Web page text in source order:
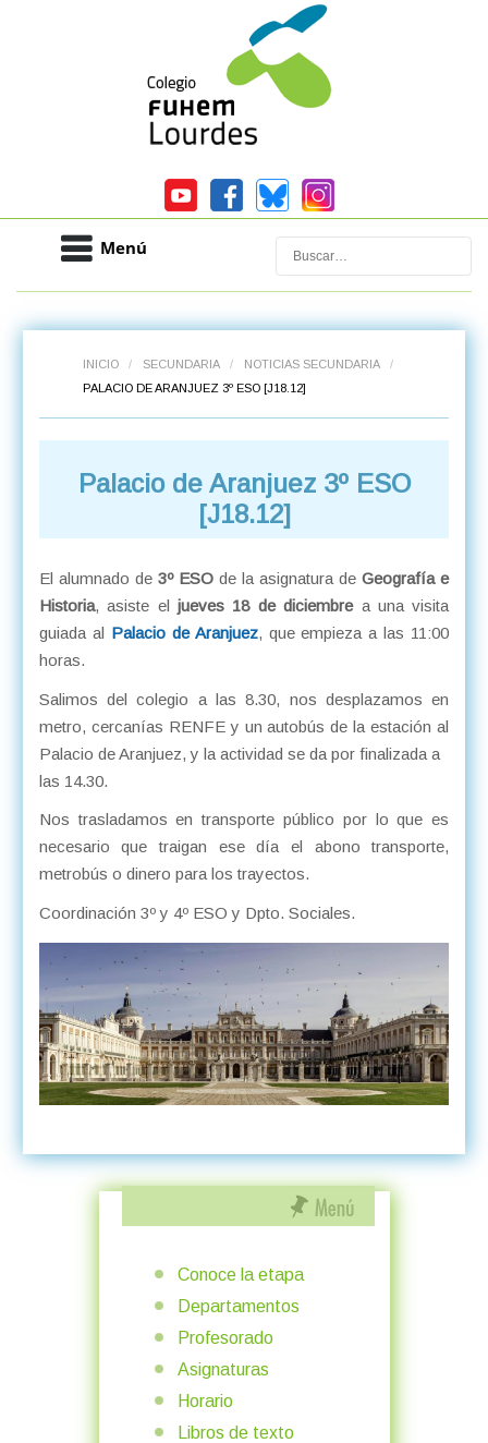
Menú Buscar
INICIO / SECUNDARIA / NOTICIAS SECUNDARIA
/
PALACIO DE ARANJUEZ 3º ESO [J18.12]
Palacio de Aranjuez 3º ESO
[J18.12]
El alumnado de 3º ESOde la asignatura deGeografía e
Historia, asiste el jueves 18 de diciembrea una visita
guiada al Palacio de Aranjuez, que empieza a las 11:00
horas.
Salimos del colegio a las 8.30, nos desplazamos en
metro, cercanías RENFE y un autobús de la estación al
Palacio de Aranjuez, y la actividad se da por finalizada a
las 14.30.
Nos trasladamos en transporte público por lo que es
necesario que traigan ese día el abono transporte,
metrobús o dinero para los trayectos.
Coordinación 3º y 4º ESO y Dpto. Sociales.
Conoce la etapa
Departamentos
Profesorado
Asignaturas
Horario
Libros de texto